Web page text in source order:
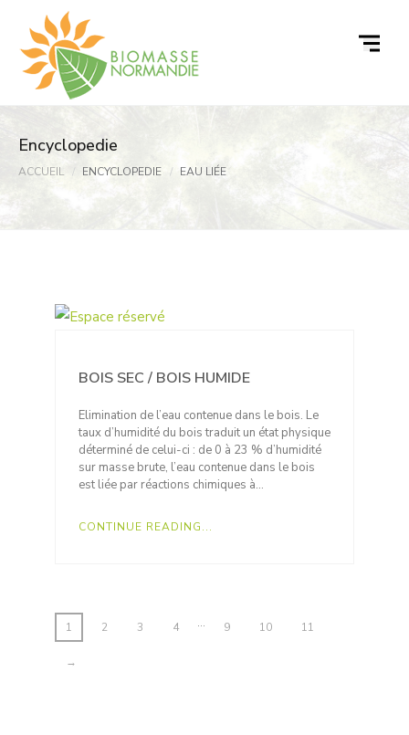
contenu
Encyclopedie
ACCUEIL ENCYCLOPEDIE EAU LIÉE
BOIS SEC / BOIS HUMIDE
Elimination de l’eau contenue dans le bois. Le
taux d’humidité du bois traduit un état physique
déterminé de celui-ci : de 0 à 23 % d’humidité
sur masse brute, l’eau contenue dans le bois
est liée par réactions chimiques à…
CONTINUE READING...
1 2 3 4 … 9 10 11
→